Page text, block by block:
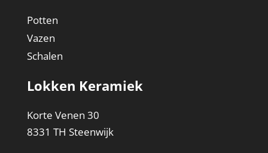
Potten
Vazen
Schalen
Lokken Keramiek
Korte Venen 30
8331 TH Steenwijk